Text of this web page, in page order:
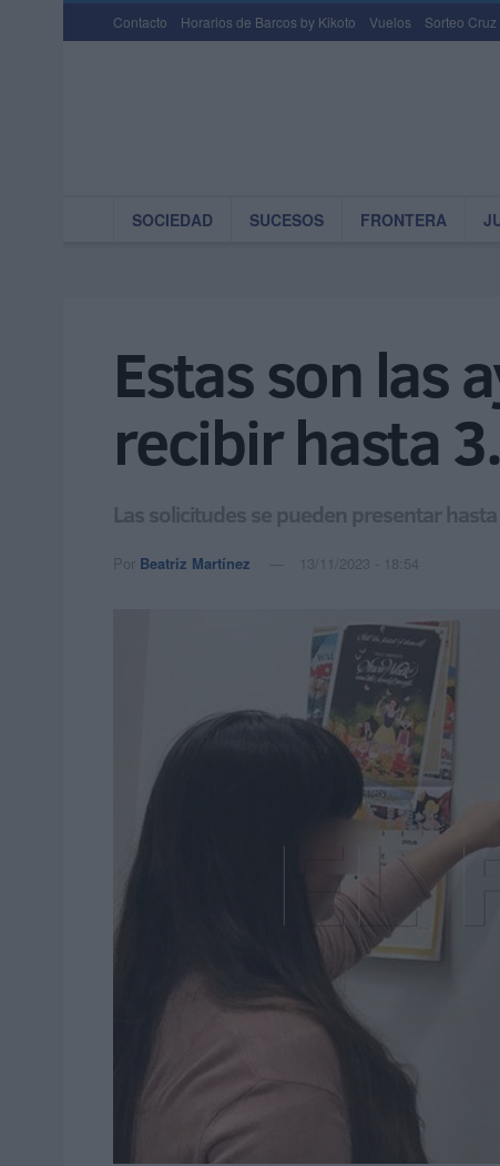
Contacto Horarios de Barcos by Kikoto Vuelos Sorteo
SOCIEDAD SUCESOS FRONTERA
Estas son las
recibir hasta
Las solicitudes se pueden presentar
Por Beatriz Martínez 13/11/2023 - 18:54